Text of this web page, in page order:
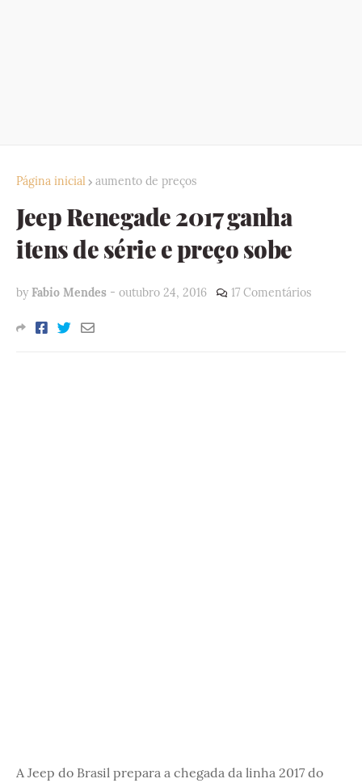
Página inicial aumento de preços
Jeep Renegade 2017 ganha
itens de série e preço sobe
by Fabio Mendes - outubro 24, 2016 17 Comentários
A Jeep do Brasil prepara a chegada da linha 2017 do